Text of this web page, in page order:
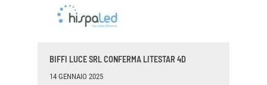
BIFFI LUCE SRL CONFERMA LITESTAR 4D
14 GENNAIO 2025